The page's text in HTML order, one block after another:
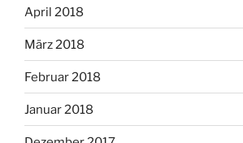
April 2018
März 2018
Februar 2018
Januar 2018